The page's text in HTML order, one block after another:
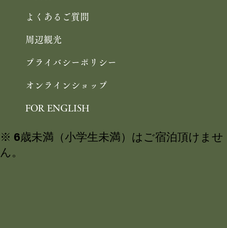
よくあるご質問
周辺観光
プライバシーポリシー
オンラインショップ
FOR ENGLISH
※ 6歳未満（小学生未満）はご宿泊頂けませ
ん。